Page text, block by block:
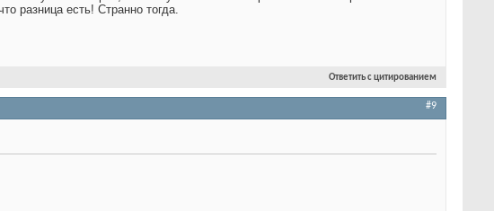
разница есть! Странно тогда.
Ответить с цитированием
#9